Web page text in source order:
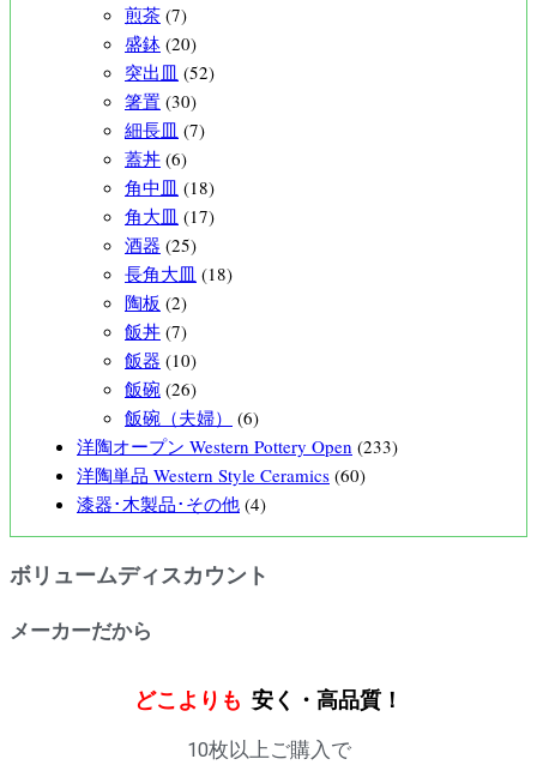
煎茶 (7)
盛鉢 (20)
突出皿 (52)
箸置 (30)
細長皿 (7)
蓋丼 (6)
角中皿 (18)
角大皿 (17)
酒器 (25)
長角大皿 (18)
陶板 (2)
飯丼 (7)
飯器 (10)
飯碗 (26)
飯碗（夫婦）
(6)
洋陶オープン Western Pottery Open (233)
洋陶単品 Western Style Ceramics (60)
漆器･木製品･その他 (4)
ボリュームディスカウント
メーカーだから
どこよりも 安く・高品質！
10枚以上ご購入で